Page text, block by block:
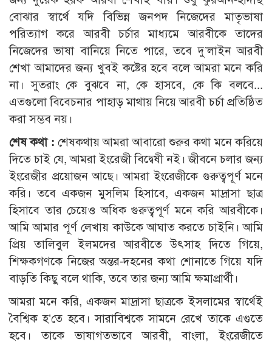
বোঝার স্বার্থে যদি বিভিন্ন জনপদ নিজেদের মাতৃভাষা
পরিত্যাগ করে আরবী চর্চার মাধ্যমে আরবীকে তাদের
নিজেদের ভাষা বানিয়ে নিতে পারে, তবে দু’লাইন আরবী
শেখা আমাদের জন্য খুবই কষ্টের হবে বলে আমরা মনে করি
না। সুতরাং কে বুঝবে না, কে হাসবে, কে কি বলবে...
এতগুলো বিবেচনার পাহাড় মাথায় নিয়ে আরবী চর্চা প্রতিষ্ঠিত
করা সম্ভব নয়।
শেষ কথা : শেষকথায় আমরা আবারো শুরুর কথা মনে করিয়ে
দিতে চাই যে, আমরা ইংরেজী বিদ্বেষী নই। জীবনে চলার জন্য
ইংরেজীর প্রয়োজন আছে। আমরা ইংরেজীকে গুরুত্বপূর্ণ মনে
করি। তবে একজন মুসলিম হিসাবে, একজন মাদ্রাসা ছাত্র
হিসাবে তার চেয়েও অধিক গুরুত্বপূর্ণ মনে করি আরবীকে।
আমি আমার পূর্ণ লেখায় কাউকে আঘাত করতে চাইনি। আমি
প্রিয় তালিবুল ইলমদের আরবীতে উৎসাহ দিতে গিয়ে,
শিক্ষকগণকে নিজের অন্তর-দহনের কথা শোনাতে গিয়ে যদি
বাড়তি কিছু বলে থাকি, তবে তার জন্য আমি ক্ষমাপ্রার্থী।
আমরা মনে করি, একজন মাদ্রাসা ছাত্রকে ইসলামের স্বার্থেই
বৈশ্বিক হ’তে হবে। সারাবিশ্বকে সামনে রেখে তাকে এগুতে
হবে। তাকে ভাষাগতভাবে আরবী, বাংলা, ইংরেজীতে